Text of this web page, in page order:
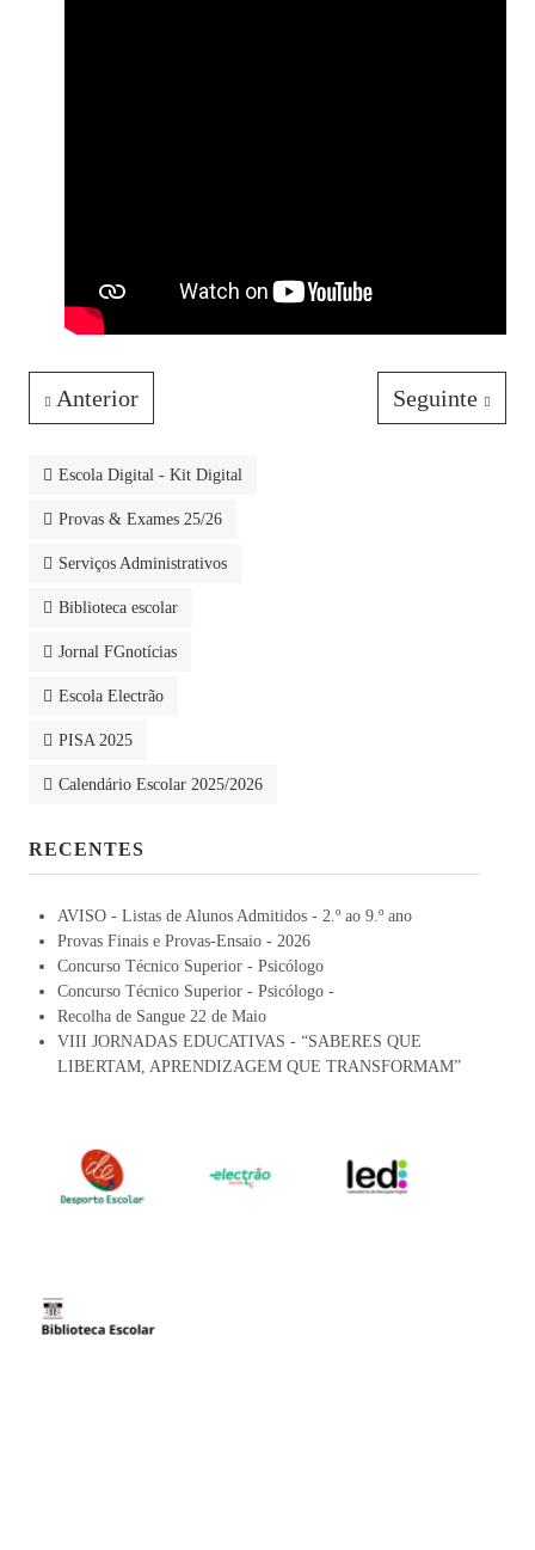
Anterior Seguinte
Escola Digital - Kit Digital
Provas & Exames 25/26
Serviços Administrativos
Biblioteca escolar
Jornal FGnotícias
Escola Electrão
PISA 2025
Calendário Escolar 2025/2026
RECENTES
AVISO - Listas de Alunos Admitidos - 2.º ao 9.º ano
Provas Finais e Provas-Ensaio - 2026
Concurso Técnico Superior - Psicólogo
Concurso Técnico Superior - Psicólogo -
Recolha de Sangue 22 de Maio
VIII JORNADAS EDUCATIVAS - “SABERES QUE
LIBERTAM, APRENDIZAGEM QUE TRANSFORMAM”